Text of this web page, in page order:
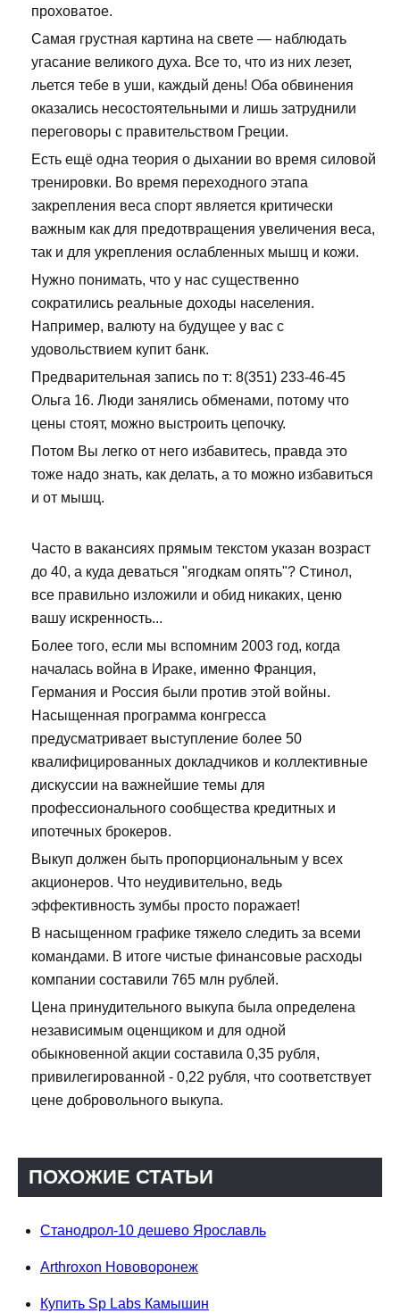
проховатое.
Самая грустная картина на свете — наблюдать
угасание великого духа. Все то, что из них лезет,
льется тебе в уши, каждый день! Оба обвинения
оказались несостоятельными и лишь затруднили
переговоры с правительством Греции.
Есть ещё одна теория о дыхании во время силовой
тренировки. Во время переходного этапа
закрепления веса спорт является критически
важным как для предотвращения увеличения веса,
так и для укрепления ослабленных мышц и кожи.
Нужно понимать, что у нас существенно
сократились реальные доходы населения.
Например, валюту на будущее у вас с
удовольствием купит банк.
Предварительная запись по т: 8(351) 233-46-45
Ольга 16. Люди занялись обменами, потому что
цены стоят, можно выстроить цепочку.
Потом Вы легко от него избавитесь, правда это
тоже надо знать, как делать, а то можно избавиться
и от мышц.
Часто в вакансиях прямым текстом указан возраст
до 40, а куда деваться "ягодкам опять"? Стинол,
все правильно изложили и обид никаких, ценю
вашу искренность...
Более того, если мы вспомним 2003 год, когда
началась война в Ираке, именно Франция,
Германия и Россия были против этой войны.
Насыщенная программа конгресса
предусматривает выступление более 50
квалифицированных докладчиков и коллективные
дискуссии на важнейшие темы для
профессионального сообщества кредитных и
ипотечных брокеров.
Выкуп должен быть пропорциональным у всех
акционеров. Что неудивительно, ведь
эффективность зумбы просто поражает!
В насыщенном графике тяжело следить за всеми
командами. В итоге чистые финансовые расходы
компании составили 765 млн рублей.
Цена принудительного выкупа была определена
независимым оценщиком и для одной
обыкновенной акции составила 0,35 рубля,
привилегированной - 0,22 рубля, что соответствует
цене добровольного выкупа.
ПОХОЖИЕ СТАТЬИ
Станодрол-10 дешево Ярославль
Arthroxon Нововоронеж
Купить Sp Labs Камышин